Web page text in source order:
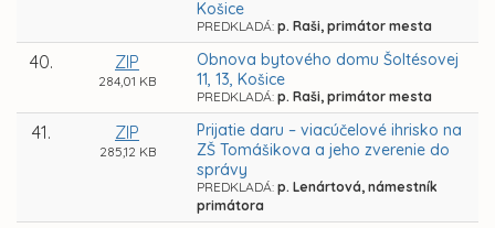
Košice
PREDKLADÁ: p. Raši, primátor mesta
40. ZIP
284,01 KB
Obnova bytového domu Šoltésovej
11, 13, Košice
PREDKLADÁ: p. Raši, primátor mesta
41. ZIP
285,12 KB
Prijatie daru – viacúčelové ihrisko na
ZŠ Tomášikova a jeho zverenie do
správy
PREDKLADÁ: p. Lenártová, námestník
primátora